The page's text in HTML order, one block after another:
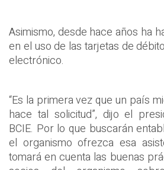
Asimismo, desde hace años ha
en el uso de las tarjetas de
electrónico.
“Es la primera vez que un país
hace tal solicitud”, dijo el
BCIE. Por lo que buscarán
el organismo ofrezca esa
tomará en cuenta las buenas